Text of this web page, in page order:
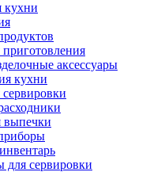
кухни
аксессуары
кухни
для сервировки